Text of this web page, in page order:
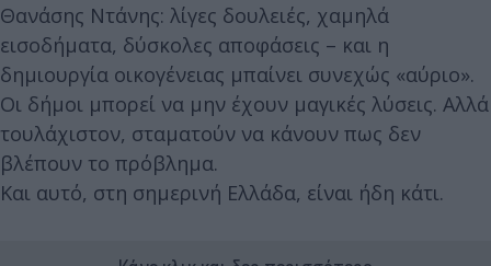
Θανάσης Ντάνης: λίγες δουλειές, χαμηλά
εισοδήματα, δύσκολες αποφάσεις – και η
δημιουργία οικογένειας μπαίνει συνεχώς «αύριο».
Οι δήμοι μπορεί να μην έχουν μαγικές λύσεις. Αλλά
τουλάχιστον, σταματούν να κάνουν πως δεν
βλέπουν το πρόβλημα.
Και αυτό, στη σημερινή Ελλάδα, είναι ήδη κάτι.